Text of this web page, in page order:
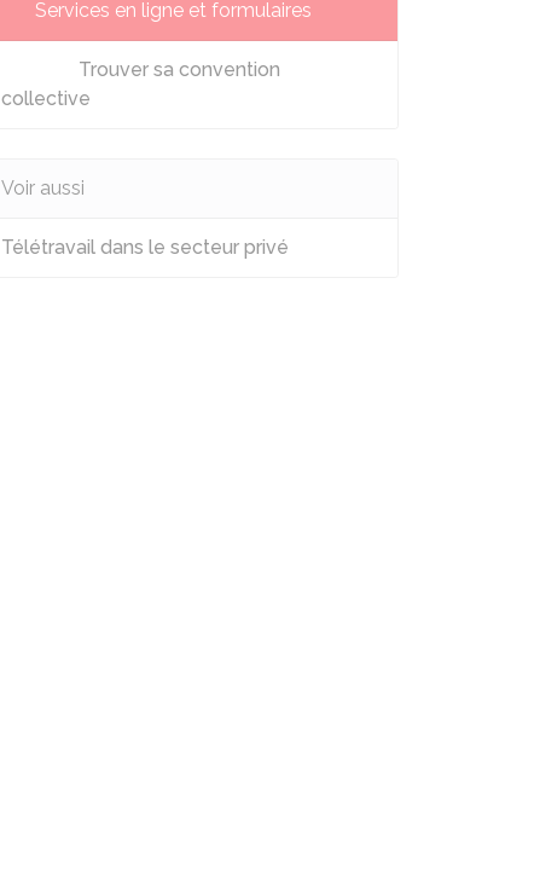
Services en ligne et formulaires
Trouver sa convention
collective
Voir aussi
Télétravail dans le secteur privé